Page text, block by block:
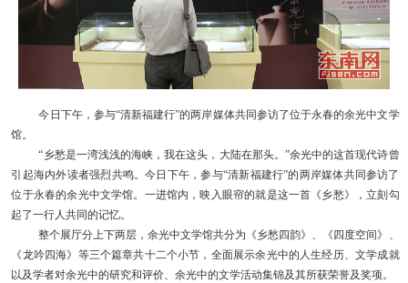
今日下午，参与“清新福建行”的两岸媒体共同参访了位于永春的余光中文学
馆。
“乡愁是一湾浅浅的海峡，我在这头，大陆在那头。”余光中的这首现代诗曾
引起海内外读者强烈共鸣。今日下午，参与“清新福建行”的两岸媒体共同参访了
位于永春的余光中文学馆。一进馆内，映入眼帘的就是这一首《乡愁》，立刻勾
起了一行人共同的记忆。
整个展厅分上下两层，余光中文学馆共分为《乡愁四韵》、《四度空间》、
《龙吟四海》等三个篇章共十二个小节，全面展示余光中的人生经历、文学成就
以及学者对余光中的研究和评价、余光中的文学活动集锦及其所获荣誉及奖项。